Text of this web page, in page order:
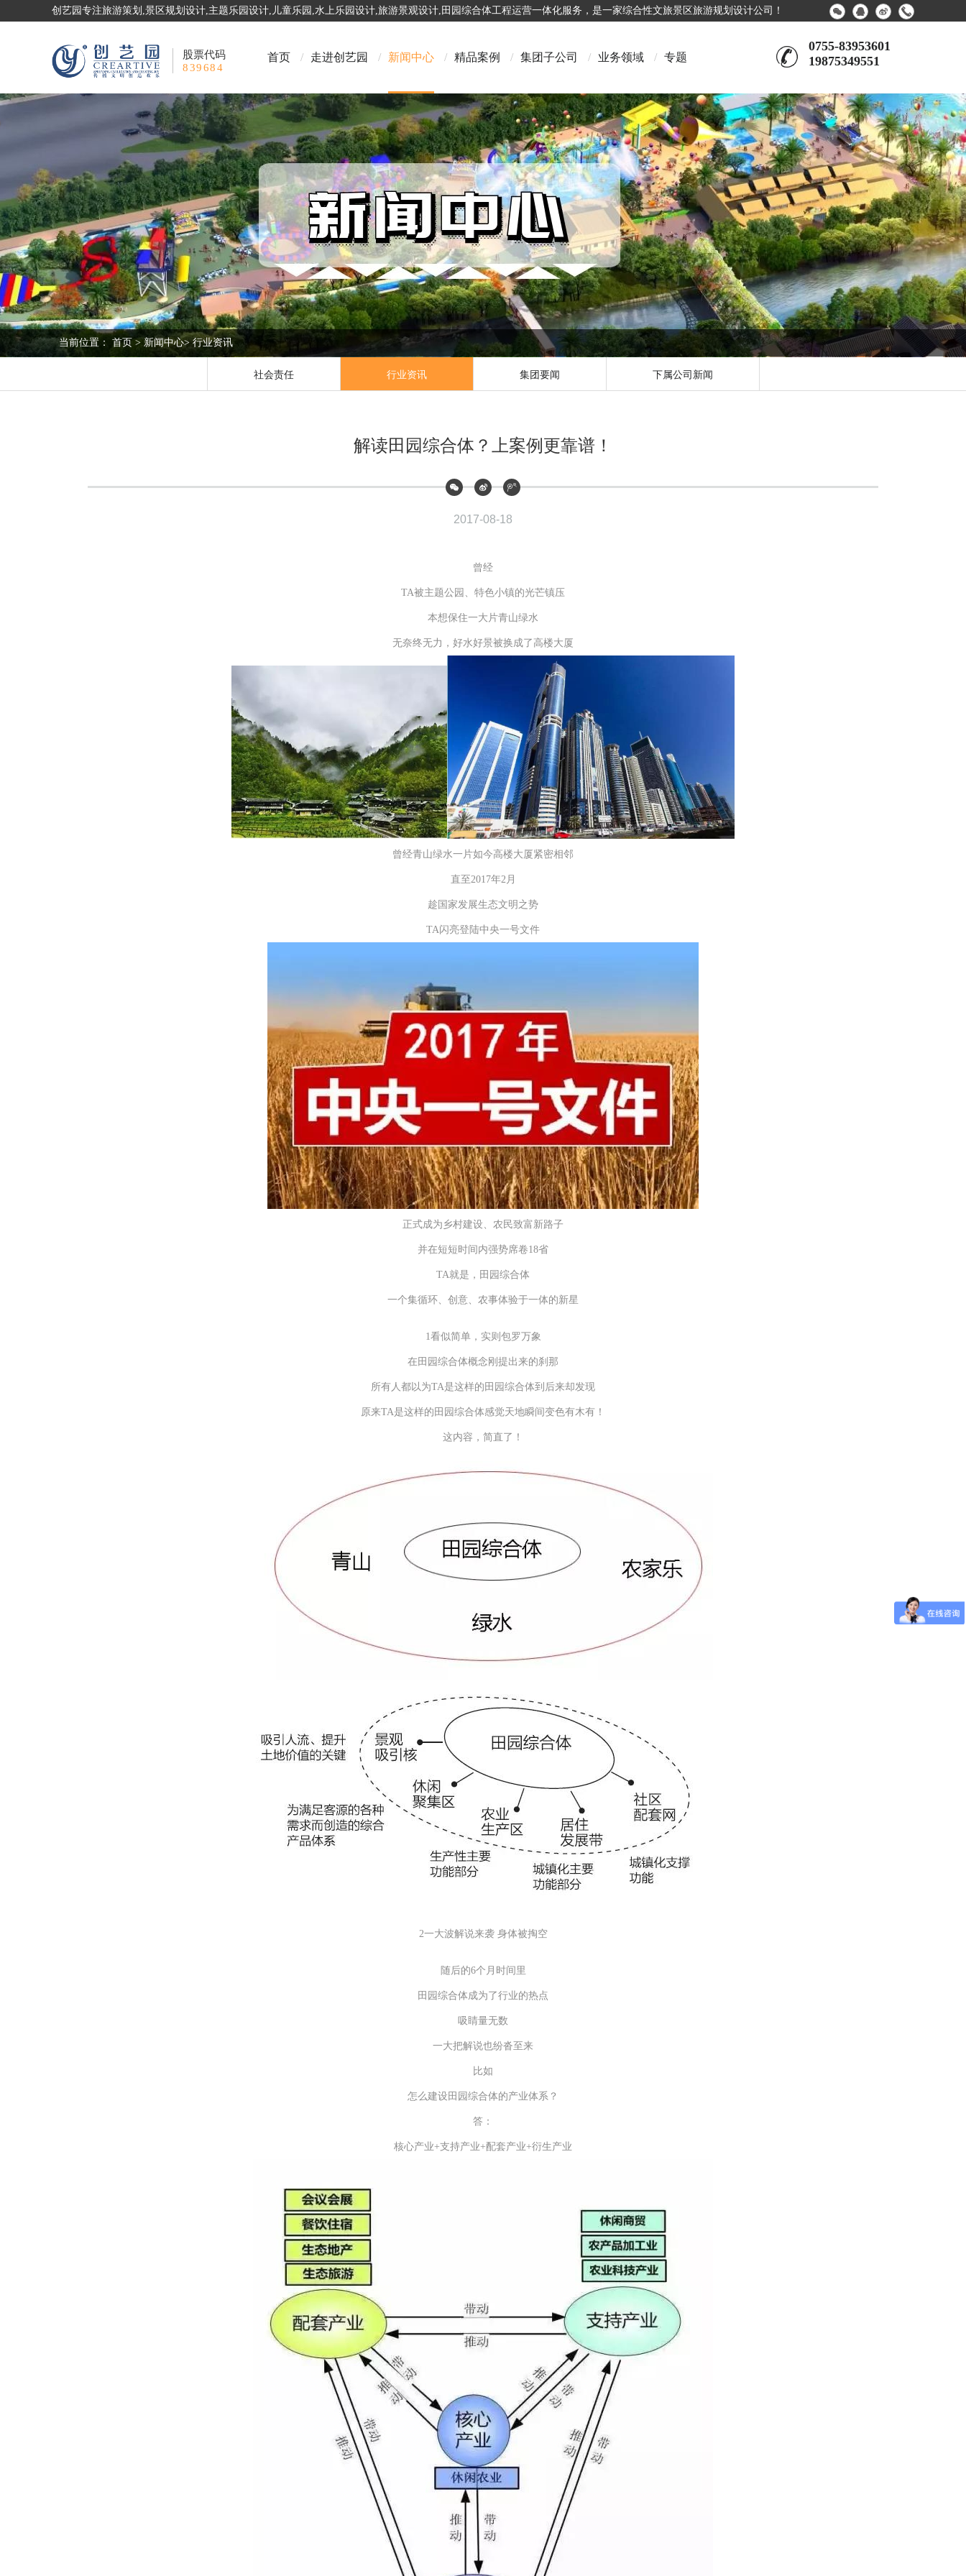
创艺园专注旅游策划,景区规划设计,主题乐园设计,儿童乐园,水上乐园设计,旅游景观设计,田园综合体工程运营一体化服务，是一家综合性文旅景区旅游规划设计公司！
股票代码
839684
首页 / 走进创艺园 / 新闻中心 / 精品案例 / 集团子公司 / 业务领域 / 专题
0755-83953601
19875349551
当前位置： 首页 > 新闻中心> 行业资讯
社会责任 行业资讯 集团要闻 下属公司新闻
解读田园综合体？上案例更靠谱！
2017-08-18
曾经
TA被主题公园、特色小镇的光芒镇压
本想保住一大片青山绿水
无奈终无力，好水好景被换成了高楼大厦
曾经青山绿水一片如今高楼大厦紧密相邻
直至2017年2月
趁国家发展生态文明之势
TA闪亮登陆中央一号文件
正式成为乡村建设、农民致富新路子
并在短短时间内强势席卷18省
TA就是，田园综合体
一个集循环、创意、农事体验于一体的新星
1看似简单，实则包罗万象
在田园综合体概念刚提出来的刹那
所有人都以为TA是这样的田园综合体到后来却发现
原来TA是这样的田园综合体感觉天地瞬间变色有木有！
这内容，简直了！
2一大波解说来袭 身体被掏空
随后的6个月时间里
田园综合体成为了行业的热点
吸睛量无数
一大把解说也纷沓至来
比如
怎么建设田园综合体的产业体系？
答：
核心产业+支持产业+配套产业+衍生产业